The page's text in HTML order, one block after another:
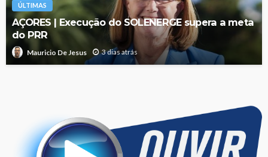
ÚLTIMAS
AÇORES | Execução do SOLENERGE supera a meta
do PRR
Mauricio De Jesus 3 dias atrás